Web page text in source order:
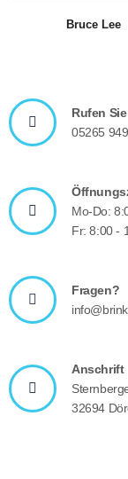
Bruce Lee
Rufen
05265
Mo-Do:
Fr: 8:00 -
Fragen?
Anschrift
32694